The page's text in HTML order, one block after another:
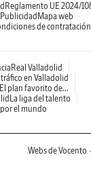
Reglamento UE 2024/
Publicidad Mapa web
de contratación
Real Valladolid
en Valladolid
El plan favorito de...
La liga del talento
el mundo
Webs de Vocento